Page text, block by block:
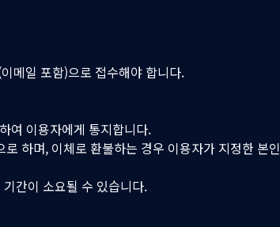
메일 포함)으로 접수해야 합니다.
여 이용자에게 통지합니다.
하며, 이체로 환불하는 경우 이용자가 지정한 본인
간이 소요될 수 있습니다.